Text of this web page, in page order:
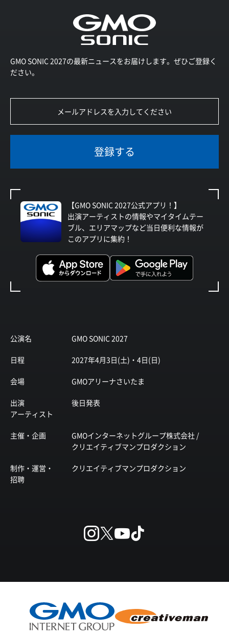
公演名 GMO SONIC 2027
日程 2027年4月3日(土)・4日(日)
会場 GMOアリーナさいたま
出演
アーティスト
後日発表
主催・企画
GMOインターネットグループ株式会社 /
クリエイティブマンプロダクション
制作・運営・
招聘
クリエイティブマンプロダクション
GMO SONIC 2027の最新ニュースをお届けします。ぜひご登録く
ださい。
登録する
【GMO SONIC 2027公式アプリ！】
出演アーティストの情報やマイタイムテー
ブル、エリアマップなど当日便利な情報が
このアプリに集約！